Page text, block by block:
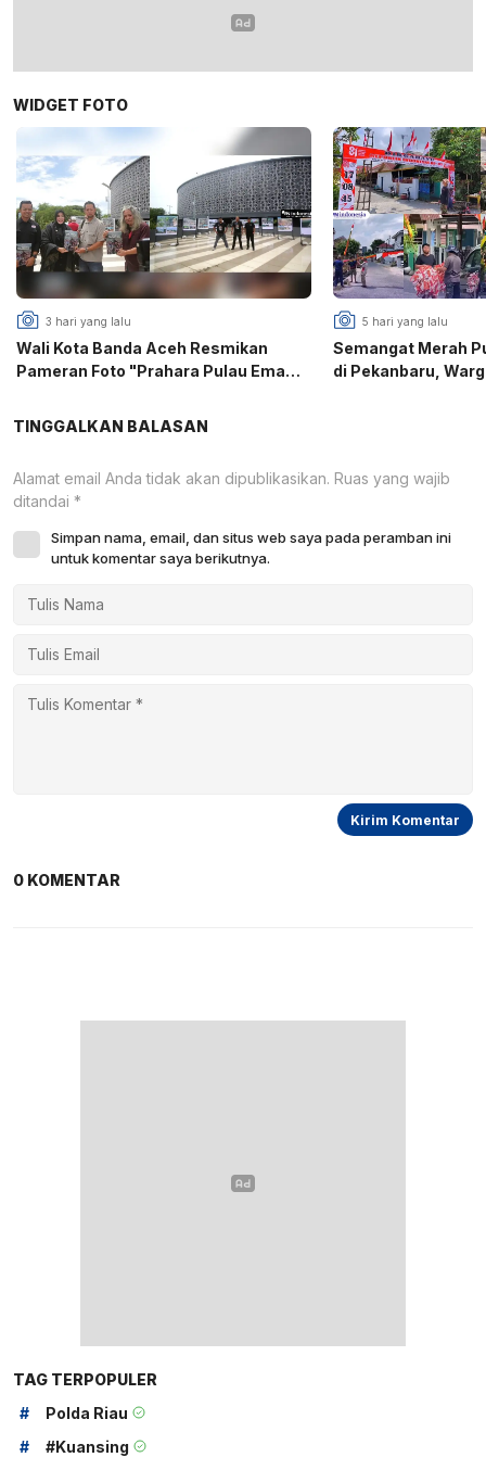
WIDGET FOTO
3 hari yang lalu
Wali Kota Banda Aceh Resmikan
Pameran Foto "Prahara Pulau Emas",
Bencana
5 hari yang lalu
Semangat Merah
di Pekanbaru,
TINGGALKAN BALASAN
Alamat email Anda tidak akan dipublikasikan. Ruas yang wajib
ditandai *
Simpan nama, email, dan situs web saya pada peramban ini
untuk komentar saya berikutnya.
0 KOMENTAR
TAG TERPOPULER
#
Polda Riau
#
#kuansing